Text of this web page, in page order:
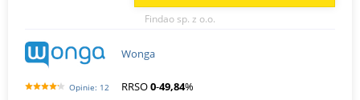
Findao sp. z o.o.
Opinie: 12
Wonga
RRSO0-49,84%